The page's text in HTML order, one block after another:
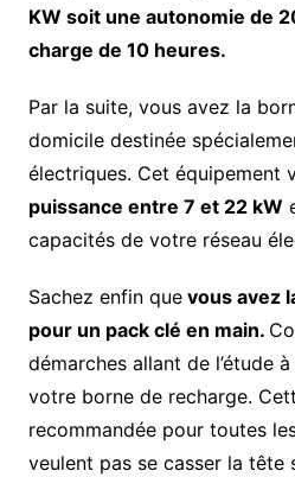
KW soit une autonomie de
charge de 10 heures.
Par la suite, vous avez la
domicile destinée
électriques. Cet équipement
puissance entre 7 et 22 kW
capacités de votre réseau
Sachez enfin quevous avez
pour un pack clé en main.
démarches allant de l’étude
votre borne de recharge.
recommandée pour toutes
veulent pas se casser la tête